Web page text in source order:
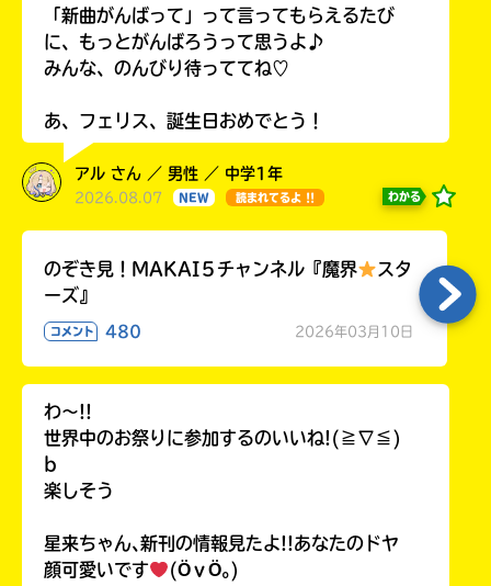
「新曲がんばって」って言ってもらえるたび
に、もっとがんばろうって思うよ♪
みんな、のんびり待っててね♡
あ、フェリス、誕生日おめでとう！
アル さん ／ 男性 ／ 中学1年
2026.08.07 NEW 読まれてるよ !! わかる
のぞき見！MAKAI５チャンネル『魔界
スタ
ーズ』
コメント 480 2026年03月10日
わ〜!!
世界中のお祭りに参加するのいいね!(≧∇≦)
b
楽しそう
星来ちゃん､新刊の情報見たよ!!あなたのドヤ
顔可愛いです
(ӦｖӦ｡)